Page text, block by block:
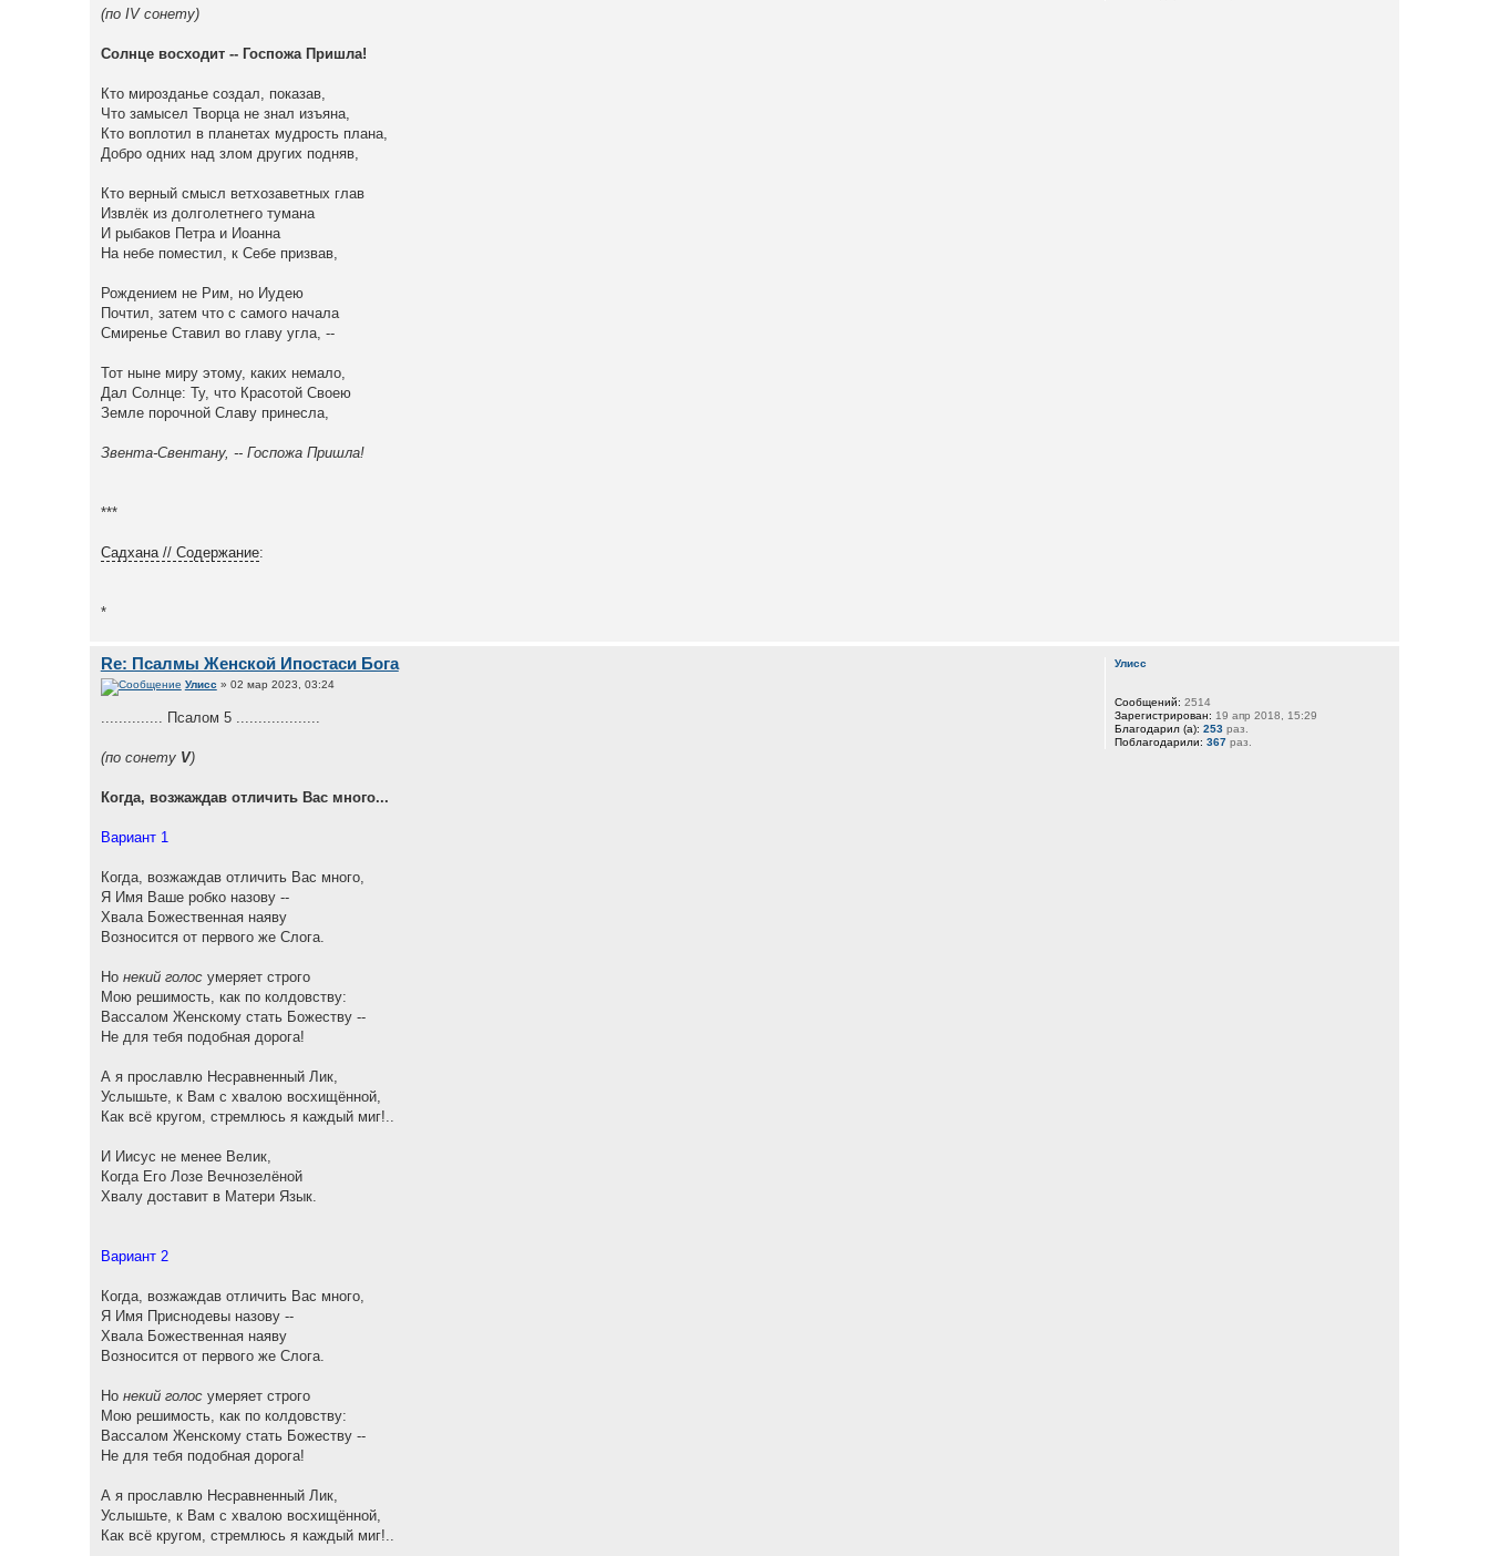
(по IV сонету)
Солнце восходит -- Госпожа Пришла!
Кто мирозданье создал, показав,
Что замысел Творца не знал изъяна,
Кто воплотил в планетах мудрость плана,
Добро одних над злом других подняв,
Кто верный смысл ветхозаветных глав
Извлёк из долголетнего тумана
И рыбаков Петра и Иоанна
На небе поместил, к Себе призвав,
Рождением не Рим, но Иудею
Почтил, затем что с самого начала
Смиренье Ставил во главу угла, --
Тот ныне миру этому, каких немало,
Дал Солнце: Ту, что Красотой Своею
Земле порочной Славу принесла,
Звента-Свентану, -- Госпожа Пришла!
***
Садхана // Содержание:
*
Re: Псалмы Женской Ипостаси Бога
Улисс » 02 мар 2023, 03:24
.............. Псалом 5 ...................
(по сонетуV)
Когда, возжаждав отличить Вас много...
Вариант 1
Когда, возжаждав отличить Вас много,
Я Имя Ваше робко назову --
Хвала Божественная наяву
Возносится от первого же Слога.
Нонекий голосумеряет строго
Мою решимость, как по колдовству:
Вассалом Женскому стать Божеству --
Не для тебя подобная дорога!
А я прославлю Несравненный Лик,
Услышьте, к Вам с хвалою восхищённой,
Как всё кругом, стремлюсь я каждый миг!..
И Иисус не менее Велик,
Когда Его Лозе Вечнозелёной
Хвалу доставит в Матери Язык.
Вариант 2
Когда, возжаждав отличить Вас много,
Я Имя Приснодевы назову --
Хвала Божественная наяву
Возносится от первого же Слога.
Нонекий голосумеряет строго
Мою решимость, как по колдовству:
Вассалом Женскому стать Божеству --
Не для тебя подобная дорога!
А я прославлю Несравненный Лик,
Услышьте, к Вам с хвалою восхищённой,
Как всё кругом, стремлюсь я каждый миг!..
Улисс
Сообщений: 2514
Зарегистрирован: 19 апр 2018, 15:29
Благодарил (а): 253раз.
Поблагодарили: 367раз.